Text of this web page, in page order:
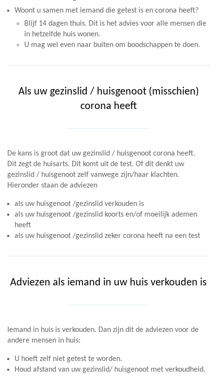
Woont u samen met iemand die getest is en corona heeft?
Blijf 14 dagen thuis. Dit is het advies voor alle mensen die
in hetzelfde huis wonen.
U mag wel even naar buiten om boodschappen te doen.
Als uw gezinslid / huisgenoot (misschien)
corona heeft
De kans is groot dat uw gezinslid / huisgenoot corona heeft.
Dit zegt de huisarts. Dit komt uit de test. Of dit denkt uw
gezinslid / huisgenoot zelf vanwege zijn/haar klachten.
Hieronder staan de adviezen
als uw huisgenoot /gezinslid verkouden is
als uw huisgenoot /gezinslid koorts en/of moeilijk ademen
heeft
als uw huisgenoot /gezinslid zeker corona heeft na een test
Adviezen als iemand in uw huis verkouden is
Iemand in huis is verkouden. Dan zijn dit de adviezen voor de
andere mensen in huis:
U hoeft zelf niet getest te worden.
Houd afstand van uw gezinslid/ huisgenoot met verkoudheid.